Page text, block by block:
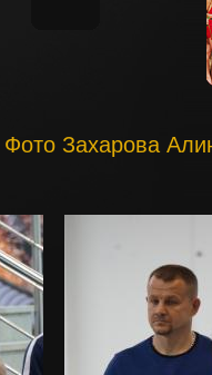
Захарова